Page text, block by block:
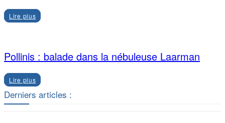
Lire plus
Pollinis : balade dans la nébuleuse Laarman
Lire plus
Derniers articles :